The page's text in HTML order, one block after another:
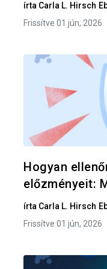
írta Carla L. Hirsch
Frissítve 01 jún, 2026
Hogyan
előzményeit:
írta Carla L. Hirsch
Frissítve 01 jún, 2026